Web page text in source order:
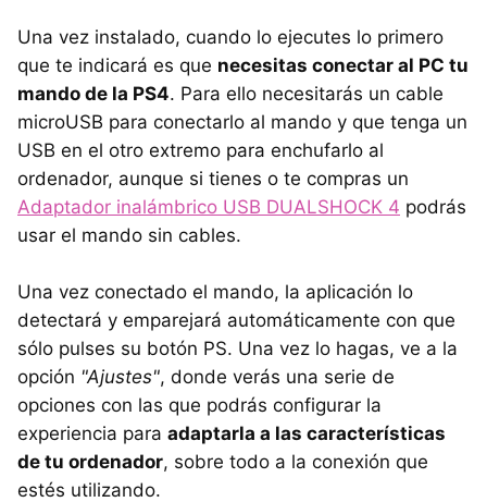
Una vez instalado, cuando lo ejecutes lo primero
que te indicará es que necesitas conectar al PC tu
mando de la PS4. Para ello necesitarás un cable
microUSB para conectarlo al mando y que tenga un
USB en el otro extremo para enchufarlo al
ordenador, aunque si tienes o te compras un
Adaptador inalámbrico USB DUALSHOCK 4 podrás
usar el mando sin cables.
Una vez conectado el mando, la aplicación lo
detectará y emparejará automáticamente con que
sólo pulses su botón PS. Una vez lo hagas, ve a la
opción "Ajustes", donde verás una serie de
opciones con las que podrás configurar la
experiencia para adaptarla a las características
de tu ordenador, sobre todo a la conexión que
estés utilizando.